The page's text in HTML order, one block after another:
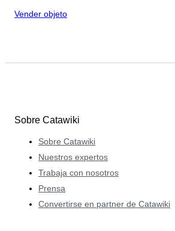
Vender objeto
Sobre Catawiki
Sobre Catawiki
Nuestros expertos
Trabaja con nosotros
Prensa
Convertirse en partner de Catawiki